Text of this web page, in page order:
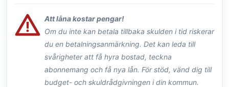
Att låna kostar pengar!
Om du inte kan betala tillbaka skulden i tid riskerar
du en betalningsanmärkning. Det kan leda till
svårigheter att få hyra bostad, teckna
abonnemang och få nya lån. För stöd, vänd dig till
budget- och skuldrådgivningen i din kommun.